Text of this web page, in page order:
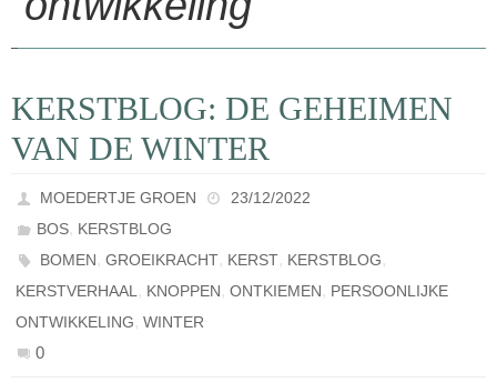
KERSTBLOG: DE GEHEIMEN
VAN DE WINTER
MOEDERTJE GROEN
23/12/2022
BOS, KERSTBLOG
BOMEN,GROEIKRACHT, KERST, KERSTBLOG,
KERSTVERHAAL , KNOPPEN, ONTKIEMEN, PERSOONLIJKE
ONTWIKKELING, WINTER
0